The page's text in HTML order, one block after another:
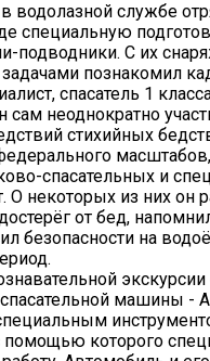
водолазной службе
специальную
подводники. С их
познакомил
спасатель 1
сам неоднократно
стихийных
масштабов,
спасательных и
О некоторых из них он
от бед,
безопасности на
экскурсии
машины -
помощью которого